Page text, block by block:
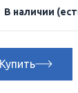
В наличии
Купить